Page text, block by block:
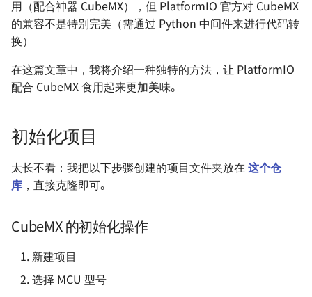
信号与电源完整性
HAL 库开发笔记 - TIM 基本定
时器
HAL 库开发笔记 - TIM 通用定
时器
（MPU6050）
HAL 库开发笔记 - CAN 通信
🚧
HAL 库开发笔记 - USB 通信
HAL 库开发笔记 - 以太网通信
参考与致谢
与环境配置
BeagleBone 系列 - 使用
网页版串口助手的开发
使用 R 语言进行数据分析
用（配合神器 CubeMX），但 PlatformIO 官方对 CubeMX
的兼容不是特别完美（需通过 Python 中间件来进行代码转
换）
在这篇文章中，我将介绍一种独特的方法，让 PlatformIO
配合 CubeMX 食用起来更加美味。
初始化项目
太长不看：我把以下步骤创建的项目文件夹放在 这个仓
库 ，直接克隆即可。
CubeMX 的初始化操作
新建项目
选择 MCU 型号